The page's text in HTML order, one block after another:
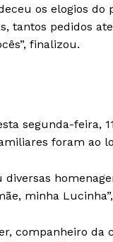
os elogios
tantos pedidos
finalizou.
segunda-feira,
foram ao
diversas
minha
companheiro